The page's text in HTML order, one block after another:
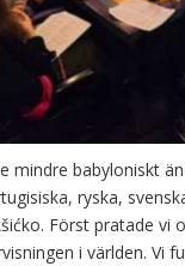
mindre babyloniskt
ryska,
Först pratade vi
i världen. Vi